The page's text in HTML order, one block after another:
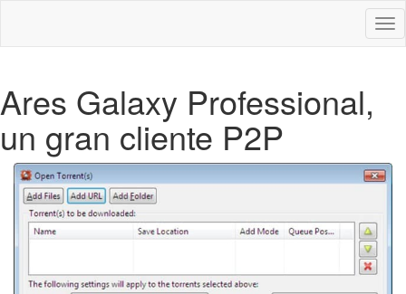
Ares Galaxy Professional,
un gran cliente P2P